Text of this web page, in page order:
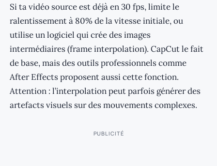
Si ta vidéo source est déjà en 30 fps, limite le
ralentissement à 80% de la vitesse initiale, ou
utilise un logiciel qui crée des images
intermédiaires (frame interpolation). CapCut le fait
de base, mais des outils professionnels comme
After Effects proposent aussi cette fonction.
Attention : l’interpolation peut parfois générer des
artefacts visuels sur des mouvements complexes.
PUBLICITÉ